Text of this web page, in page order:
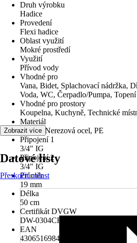
Druh výrobku
Hadice
Provedení
Flexi hadice
Oblast využití
Mokré prostředí
Využití
Přívod vody
Vhodné pro
Vana, Bidet, Splachovací nádržka,
Voda, WC, Čerpadlo/Pumpa, Topení
Vhodné pro prostory
Koupelna, Kuchyně, Technické
Materiál
Mosaz, Nerezová ocel, PE
Připojení 1
3/4" IG
Připojení 2
3/4" IG
Průměr
19 mm
Délka
50 cm
Certifikát DVGW
DW-0304CR0004
EAN
4306516984800
Zobrazit více
Datové listy
Přeskočit oblast